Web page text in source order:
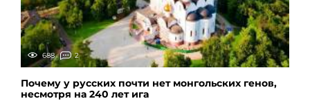
688 2
Почему у русских почти нет монгольских генов,
несмотря на 240 лет ига